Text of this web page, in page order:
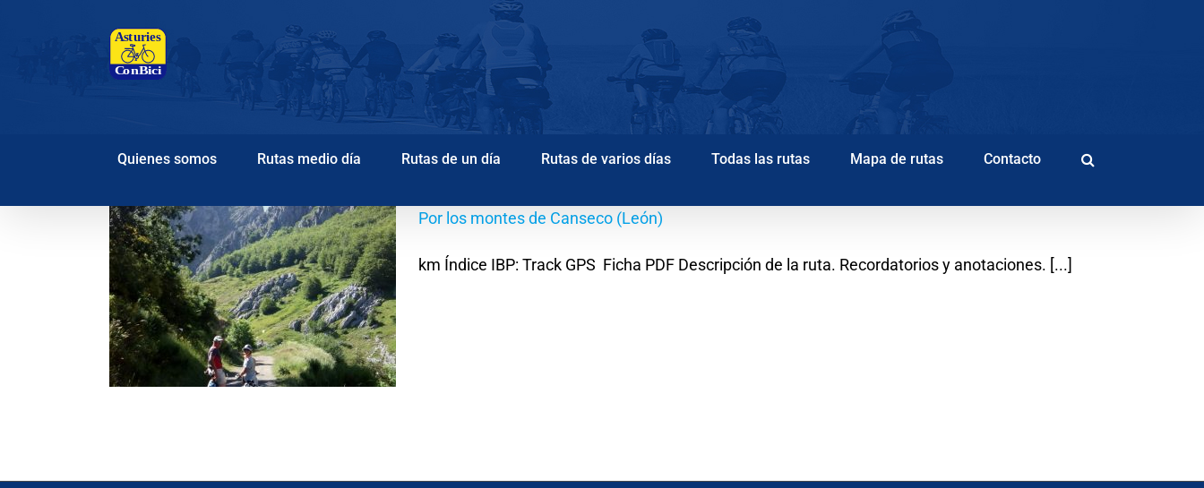
Quienes somos Rutas medio día Rutas de un día Rutas de varios días Todas las rutas Mapa de rutas Contacto
Por los montes de Canseco (León)
km Índice IBP: Track GPS Ficha PDF Descripción de la ruta. Recordatorios y anotaciones. [...]